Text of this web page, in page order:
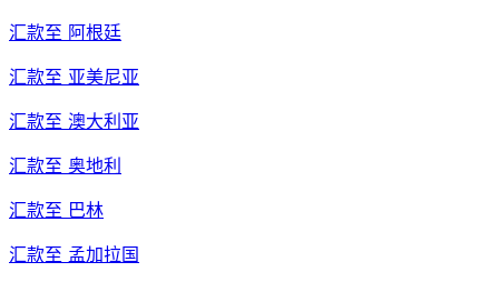
汇款至 阿根廷
汇款至 亚美尼亚
汇款至 澳大利亚
汇款至 奥地利
汇款至 巴林
汇款至 孟加拉国